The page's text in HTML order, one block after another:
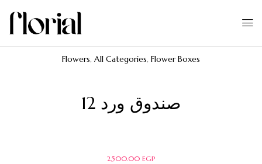
Flowers, All Categories, Flower Boxes
صندوق ورد 12
2,500.00 EGP